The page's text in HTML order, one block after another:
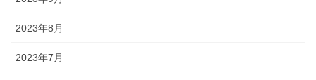
2023年8月
2023年7月